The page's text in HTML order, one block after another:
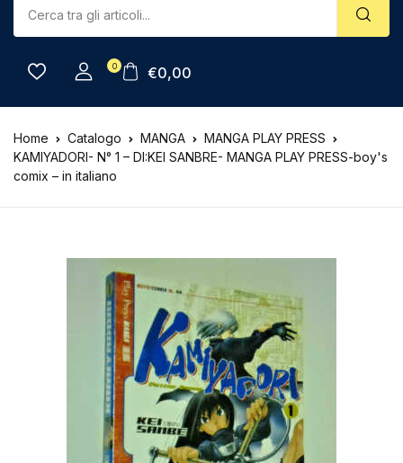
0 €0,00
Home Catalogo MANGA
MANGA PLAY PRESS
KAMIYADORI- N° 1 – DI:KEI SANBRE- MANGA PLAY PRESS-boy's
comix – in italiano